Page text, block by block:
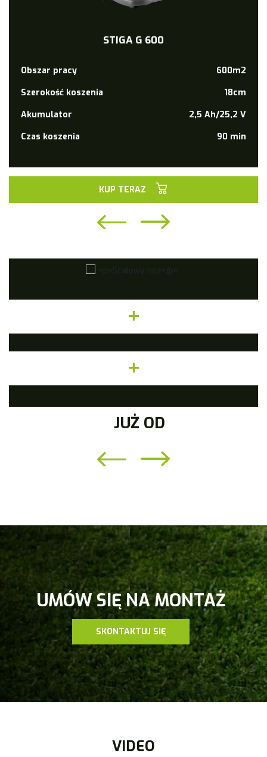
STIGA G 600
Obszar pracy
600m2
Szerokość koszenia
18cm
Akumulator
2,5 Ah/25,2 V
Czas koszenia
90 min
KUP TERAZ
+
+
JUŻ OD
>
UMÓW SIĘ NA MONTAŻ
SKONTAKTUJ SIĘ
VIDEO